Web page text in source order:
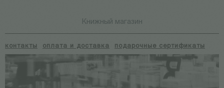
Книжный магазин
контакты оплата и доставка подарочные сертификаты